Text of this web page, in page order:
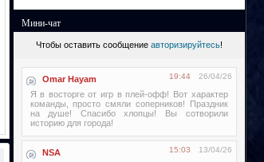
Мини-чат
Чтобы оставить сообщение авторизируйтесь!
Omar Hayam 26/04/26
19:44
Я в восторге от игр в плей-офф! Вот характер
команды, просто смяли соперников! Праздник
на душе! Спасибо хлопцы! Вы сотворили
историю для города!
NSA 13/04/26
15:03